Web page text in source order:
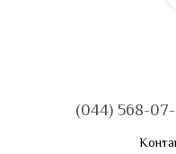
(044) 568-